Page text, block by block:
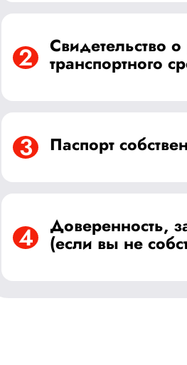
2 Свидетельство о
транспортного
3 Паспорт
4 Доверенность,
(если вы не